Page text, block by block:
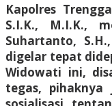
Kapolres
S.I.K., M.I.K.,
Suhartanto,
digelar tepat
Widowati ini,
tegas, pihaknya